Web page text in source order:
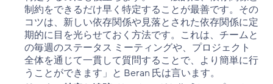
制約をできるだけ早く特定することが最善です。その
コツは、新しい依存関係や見落とされた依存関係に定
期的に目を光らせておく方法です。これは、チームと
の毎週のステータス ミーティングや、プロジェクト
全体を通じて一貫して質問することで、より簡単に行
うことができます」と Beran 氏は言います。